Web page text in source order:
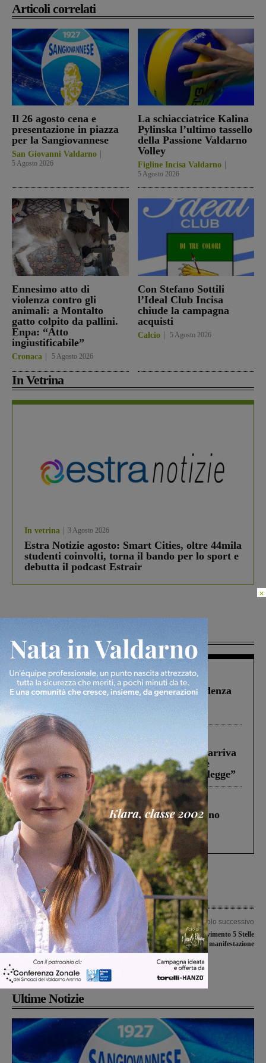
Articoli correlati
Il 26 agosto cena e
presentazione in piazza
per la Sangiovannese
San Giovanni Valdarno
5 Agosto 2026
La schiacciatrice Kalina
Pylinska l’ultimo tassello
della Passione Valdarno
Volley
Figline Incisa Valdarno
5 Agosto 2026
Ennesimo atto di
violenza contro gli
animali: a Montalto
gatto colpito da pallini.
Enpa: “Atto
ingiustificabile”
Cronaca 5 Agosto 2026
Con Stefano Sottili
l’Ideal Club Incisa
chiude la campagna
acquisti
Calcio 5 Agosto 2026
In Vetrina
In vetrina 3 Agosto 2026
Estra Notizie agosto: Smart Cities, oltre 44mila
studenti coinvolti, torna il bando per lo sport e
debutta il podcast Estrair
Più lette
Figline Incisa Valdarno 1 Agosto 2026
Piscina di Figline finanziata oltre la scadenza
Pnrr, il gruppo di Fratelli d’Italia: “Un
ringraziamento al Governo”
Reggello 30 Luglio 2026
Reggello, la chiusura di ‘Mordi e fuggi’ arriva
in Consiglio. Il sindaco: “Come Comune
abbiamo agito solo per far rispettare la legge”
Cronaca 4 Agosto 2026
Un anno fa la strage in A1 in cui morirono
Gianni, Giulia e Franco. Lo schianto, il
processo, lo stop ai sorpassi fra tir....
Articolo precedente
Rsa, assenza di attività infermieristica
notturna e mancanza di
informazione: lettera aperta di un
cittadino
Articolo successivo
Serristori, anche il Movimento 5 Stelle
prende parte alla manifestazione
Ultime Notizie
×